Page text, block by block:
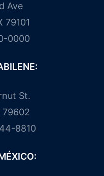
Ave
79101
0000
St.
79602
8810